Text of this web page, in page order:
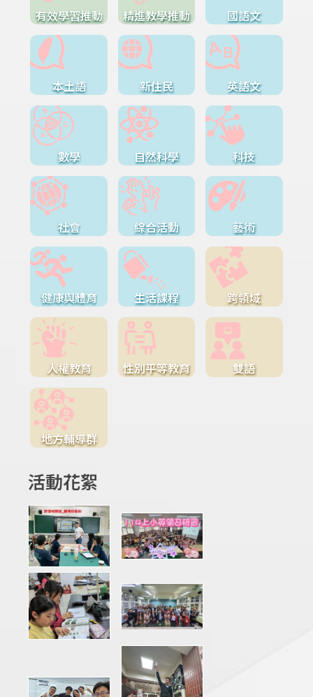
有效學習推動 精進教學推動 國語文
本土語 新住民 英語文
數學 自然科學 科技
社會 綜合活動 藝術
健康與體育 生活課程 跨領域
人權教育 性別平等教育 雙語
地方輔導群
活動花絮